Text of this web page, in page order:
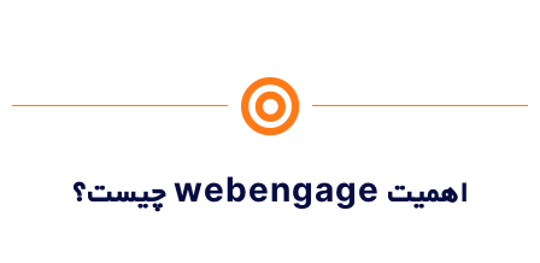
اهمیت webengage چیست؟